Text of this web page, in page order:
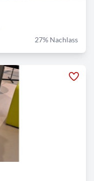
27% Nachlass